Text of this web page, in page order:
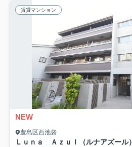
賃貸マンション
NEW
豊島区西池袋
Ｌｕｎａ Ａｚｕｌ（ルナアズール）